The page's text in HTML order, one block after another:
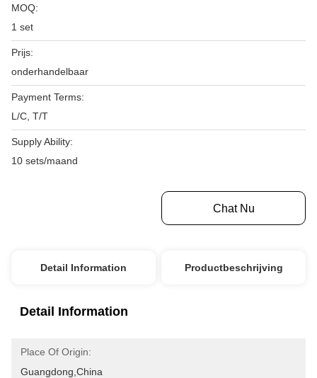
MOQ:
1 set
Prijs:
onderhandelbaar
Payment Terms:
L/C, T/T
Supply Ability:
10 sets/maand
Chat Nu
Detail Information Productbeschrijving
Detail Information
Place Of Origin:
Guangdong,China